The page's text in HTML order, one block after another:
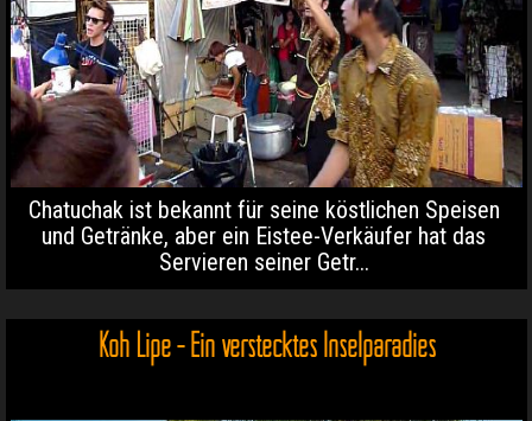
Chatuchak ist bekannt für seine köstlichen Speisen
und Getränke, aber ein Eistee-Verkäufer hat das
Servieren seiner Getr...
Koh Lipe - Ein verstecktes Inselparadies